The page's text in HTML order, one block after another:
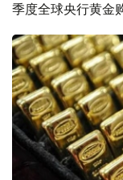
季度全球央行黄金